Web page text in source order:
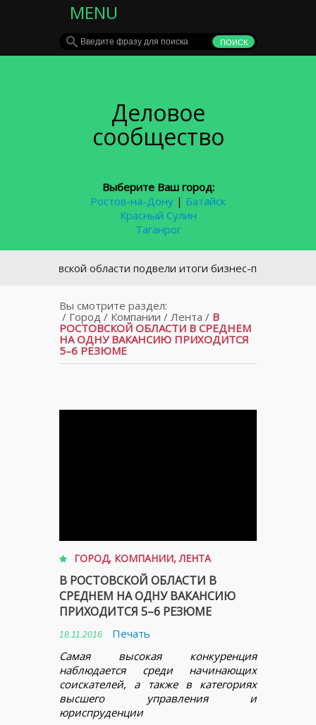
MENU
Деловое
сообщество
Выберите Ваш город:
Ростов-на-Дону | Батайск
Красный Сулин
Таганрог
области подвели итоги бизнес-переписи
Вы смотрите раздел:
/ Город/ Компании / Лента / В
РОСТОВСКОЙ ОБЛАСТИ В СРЕДНЕМ
НА ОДНУ ВАКАНСИЮ ПРИХОДИТСЯ
5–6 РЕЗЮМЕ
ГОРОД, КОМПАНИИ,ЛЕНТА
В РОСТОВСКОЙ ОБЛАСТИ В
СРЕДНЕМ НА ОДНУ ВАКАНСИЮ
ПРИХОДИТСЯ 5–6 РЕЗЮМЕ
18.11.2016
Печать
Самая высокая конкуренция
наблюдается среди начинающих
соискателей, а также в категориях
высшего управления и
юриспруденции